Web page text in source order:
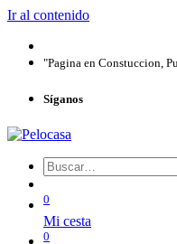
Ir al contenido
"Pagina en Constuccion,
Síganos
0
Mi cesta
0